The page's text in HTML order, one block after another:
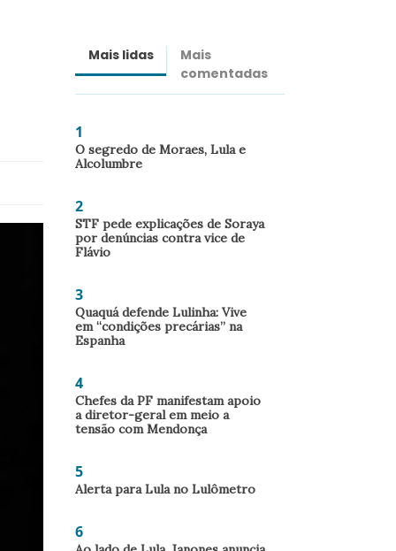
Mais lidas
Mais
comentadas
1
O segredo de Moraes, Lula e
Alcolumbre
2
STF pede explicações de Soraya
por denúncias contra vice de
Flávio
3
Quaquá defende Lulinha: Vive
em “condições precárias” na
Espanha
4
Chefes da PF manifestam apoio
a diretor-geral em meio a
tensão com Mendonça
5
Alerta para Lula no Lulômetro
6